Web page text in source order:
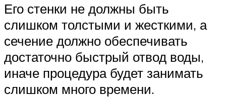
Его стенки не должны быть
слишком толстыми и жесткими, а
сечение должно обеспечивать
достаточно быстрый отвод воды,
иначе процедура будет занимать
слишком много времени.